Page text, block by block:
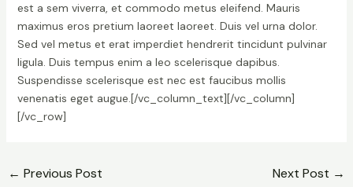
est a sem viverra, et commodo metus eleifend. Mauris
maximus eros pretium laoreet laoreet. Duis vel urna dolor.
Sed vel metus et erat imperdiet hendrerit tincidunt pulvinar
ligula. Duis tempus enim a leo scelerisque dapibus.
Suspendisse scelerisque est nec est faucibus mollis
venenatis eget augue.[/vc_column_text][/vc_column]
[/vc_row]
← Previous Post Next Post →